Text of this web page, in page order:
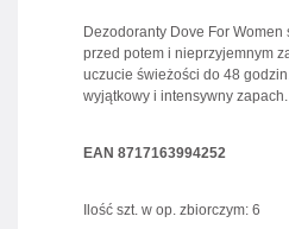
Dezodoranty Dove For Women
przed potem i nieprzyjemnym
uczucie świeżości do 48
wyjątkowy i intensywny zapach.
EAN 8717163994252
Ilość szt. w op. zbiorczym: 6